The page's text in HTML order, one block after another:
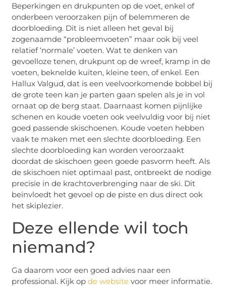
Beperkingen en drukpunten op de voet, enkel of
onderbeen veroorzaken pijn of belemmeren de
doorbloeding. Dit is niet alleen het geval bij
zogenaamde “probleemvoeten” maar ook bij veel
relatief ‘normale’ voeten. Wat te denken van
gevoelloze tenen, drukpunt op de wreef, kramp in de
voeten, beknelde kuiten, kleine teen, of enkel. Een
Hallux Valgud, dat is een veelvoorkomende bobbel bij
de grote teen kan je parten gaan spelen als je in vol
ornaat op de berg staat. Daarnaast komen pijnlijke
schenen en koude voeten ook veelvuldig voor bij niet
goed passende skischoenen. Koude voeten hebben
vaak te maken met een slechte doorbloeding. Een
slechte doorbloeding kan worden veroorzaakt
doordat de skischoen geen goede pasvorm heeft. Als
de skischoen niet optimaal past, ontbreekt de nodige
precisie in de krachtoverbrenging naar de ski. Dit
beïnvloedt het gevoel op de piste en dus direct ook
het skiplezier.
Deze ellende wil toch
niemand?
Ga daarom voor een goed advies naar een
professional. Kijk opde website voor meer informatie.